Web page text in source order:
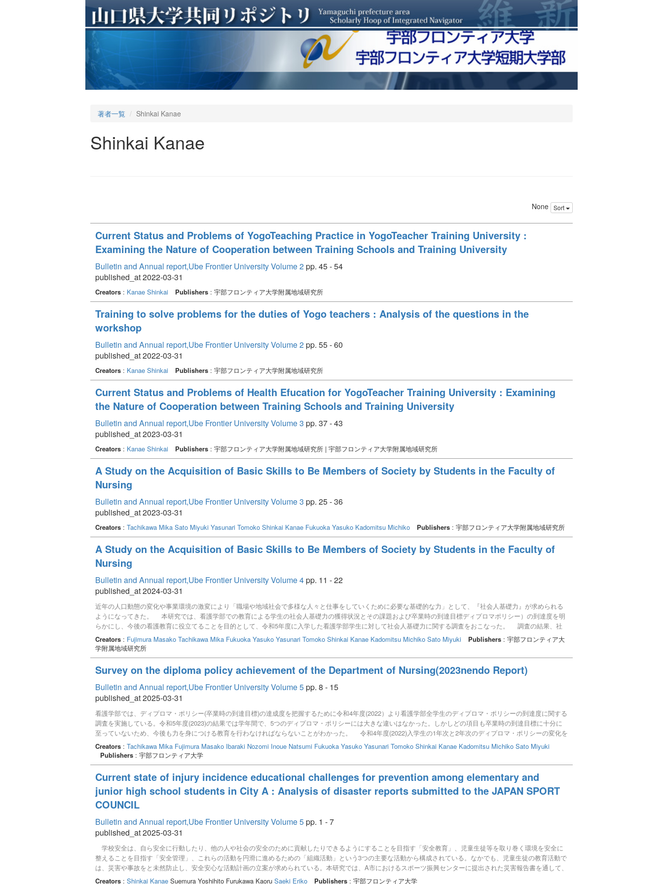
著者一覧 Shinkai Kanae
Shinkai Kanae
None Sort
Current Status and Problems of YogoTeaching Practice in YogoTeacher Training University :
Examining the Nature of Cooperation between Training Schools and Training University
Bulletin and Annual report,Ube Frontier University Volume 2pp. 45 - 54
published_at 2022-03-31
Creators : Kanae Shinkai Publishers : 宇部フロンティア大学附属地域研究所
Training to solve problems for the duties of Yogo teachers : Analysis of the questions in the
workshop
Bulletin and Annual report,Ube Frontier University Volume 2pp. 55 - 60
published_at 2022-03-31
Creators : Kanae Shinkai Publishers : 宇部フロンティア大学附属地域研究所
Current Status and Problems of Health Efucation for YogoTeacher Training University : Examining
the Nature of Cooperation between Training Schools and Training University
Bulletin and Annual report,Ube Frontier University Volume 3 pp. 37 - 43
published_at 2023-03-31
Creators : Kanae Shinkai Publishers : 宇部フロンティア大学附属地域研究所 | 宇部フロンティア大学附属地域研究所
A Study on the Acquisition of Basic Skills to Be Members of Society by Students in the Faculty of
Nursing
Bulletin and Annual report,Ube Frontier University Volume 3 pp. 25 - 36
published_at 2023-03-31
Creators : Tachikawa Mika Sato Miyuki Yasunari Tomoko Shinkai Kanae Fukuoka Yasuko Kadomitsu Michiko Publishers : 宇部フロンティア大学附属地域研究所
A Study on the Acquisition of Basic Skills to Be Members of Society by Students in the Faculty of
Nursing
Bulletin and Annual report,Ube Frontier University Volume 4pp. 11 - 22
published_at 2024-03-31
近年の人口動態の変化や事業環境の激変により「職場や地域社会で多様な人々と仕事をしていくために必要な基礎的な力」として、『社会人基礎力』が求められる
ようになってきた。 本研究では、看護学部での教育による学生の社会人基礎力の獲得状況とその課題および卒業時の到達目標ディプロマポリシー）の到達度を明
らかにし、今後の看護教育に役立てることを目的として、令和5年度に入学した看護学部学生に対して社会人基礎力に関する調査をおこなった。 調査の結果、社
会人基礎力の中でもチームワークに関する「傾聴力」「状況把握力」「規律性」が高い傾向にあった。また、職業人意識の「責任感」が高い傾向にあった。反面、
アクションの「実行力」、シンキングの「創造性」、チームワーク力の「ストレスコントロール力」が課題であることがわかった。
Creators : Fujimura Masako Tachikawa Mika Fukuoka Yasuko Yasunari Tomoko Shinkai Kanae Kadomitsu Michiko Sato Miyuki Publishers : 宇部フロンティア大
学附属地域研究所
Survey on the diploma policy achievement of the Department of Nursing(2023nendo Report)
Bulletin and Annual report,Ube Frontier University Volume 5pp. 8 - 15
published_at 2025-03-31
看護学部では、ディプロマ・ポリシー(卒業時の到達目標)の達成度を把握するために令和4年度(2022）より看護学部全学生のディプロマ・ポリシーの到達度に関する
調査を実施している。令和5年度(2023)の結果では学年間で、5つのディプロマ・ポリシーには大きな違いはなかった。しかしどの項目も卒業時の到達目標に十分に
至っていないため、今後も力を身につける教育を行わなければならないことがわかった。 令和4年度(2022)入学生の1年次と2年次のディプロマ・ポリシーの変化を
比較した結果、学年が1学年あがっても全体の点数の大きな上昇はみられなかった。34の小項目をみると、特に(幅広い教養に基づく柔軟な思考力）については得点
率は低く、本年度の全学年の調査結果と同じ課題であることが分かった。(看護の視点から広く社会貢献する態度)については、僅かに上昇しているが、今後授業以外
Creators : Tachikawa Mika Fujimura Masako Ibaraki Nozomi Inoue Natsumi Fukuoka Yasuko Yasunari Tomoko Shinkai Kanae Kadomitsu Michiko Sato Miyuki
Publishers : 宇部フロンティア大学
Current state of injury incidence educational challenges for prevention among elementary and
junior high school students in City A : Analysis of disaster reports submitted to the JAPAN SPORT
COUNCIL
Bulletin and Annual report,Ube Frontier University Volume 5pp. 1 - 7
published_at 2025-03-31
学校安全は、自ら安全に行動したり、他の人や社会の安全のために貢献したりできるようにすることを目指す「安全教育」、児童生徒等を取り巻く環境を安全に
整えることを目指す「安全管理」、これらの活動を円滑に進めるための「組織活動」という3つの主要な活動から構成されている。なかでも、児童生徒の教育活動で
は、災害や事故をと未然防止し、安全安心な活動計画の立案が求められている。本研究では、A市におけるスポーツ振興センターに提出された災害報告書を通して、
学校管理下における傷害の発生状況を分析し、未然防止のための教育課題を明らかにする。 分析結果、頭部・顔部の負傷は、身のこなしや道具の使い方など日常
Creators : Shinkai Kanae Suemura Yoshihito Furukawa Kaoru Saeki Eriko Publishers : 宇部フロンティア大学